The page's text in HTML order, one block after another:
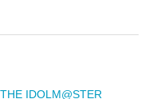
THE IDOLM@STER